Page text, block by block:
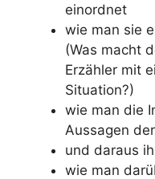
einordnet
wie man sie
(Was macht
Erzähler mit
Situation?)
wie man die
Aussagen
und daraus
wie man